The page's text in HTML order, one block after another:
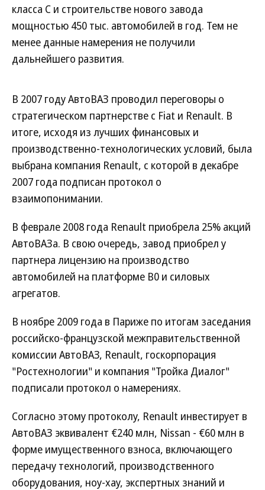
класса C и строительстве нового завода
мощностью 450 тыс. автомобилей в год. Тем не
менее данные намерения не получили
дальнейшего развития.
В 2007 году АвтоВАЗ проводил переговоры о
стратегическом партнерстве с Fiat и Renault. В
итоге, исходя из лучших финансовых и
производственно-технологических условий, была
выбрана компания Renault, с которой в декабре
2007 года подписан протокол о
взаимопонимании.
В феврале 2008 года Renault приобрела 25% акций
АвтоВАЗа. В свою очередь, завод приобрел у
партнера лицензию на производство
автомобилей на платформе В0 и силовых
агрегатов.
В ноябре 2009 года в Париже по итогам заседания
российско-французской межправительственной
комиссии АвтоВАЗ, Renault, госкорпорация
"Ростехнологии" и компания "Тройка Диалог"
подписали протокол о намерениях.
Согласно этому протоколу, Renault инвестирует в
АвтоВАЗ эквивалент €240 млн, Nissan - €60 млн в
форме имущественного взноса, включающего
передачу технологий, производственного
оборудования, ноу-хау, экспертных знаний и